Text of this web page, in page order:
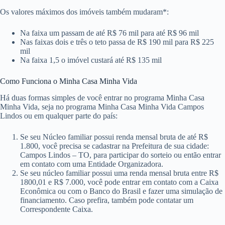
Os valores máximos dos imóveis também mudaram*:
Na faixa um passam de até R$ 76 mil para até R$ 96 mil
Nas faixas dois e três o teto passa de R$ 190 mil para R$ 225
mil
Na faixa 1,5 o imóvel custará até R$ 135 mil
Como Funciona o Minha Casa Minha Vida
Há duas formas simples de você entrar no programa Minha Casa
Minha Vida, seja no programa Minha Casa Minha Vida Campos
Lindos ou em qualquer parte do país:
Se seu Núcleo familiar possui renda mensal bruta de até R$
1.800, você precisa se cadastrar na Prefeitura de sua cidade:
Campos Lindos – TO, para participar do sorteio ou então entrar
em contato com uma Entidade Organizadora.
Se seu núcleo familiar possui uma renda mensal bruta entre R$
1800,01 e R$ 7.000, você pode entrar em contato com a Caixa
Econômica ou com o Banco do Brasil e fazer uma simulação de
financiamento. Caso prefira, também pode contatar um
Correspondente Caixa.